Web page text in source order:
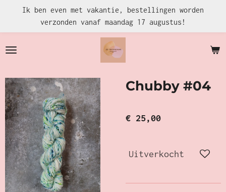
naar
de
Ik ben even met vakantie, bestellingen worden
verzonden vanaf maandag 17 augustus!
Chubby #04
€ 25,00
Uitverkocht